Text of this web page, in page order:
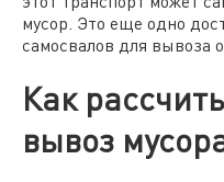
мусор. Это еще одно
самосвалов для вывоза
Как
вывоз